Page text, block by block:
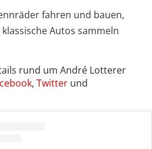
fahren und bauen,
Autos sammeln
rund um André Lotterer
, Twitter und